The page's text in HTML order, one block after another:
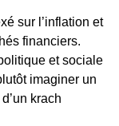
sur l’inflation et
financiers.
et sociale
imaginer un
krach